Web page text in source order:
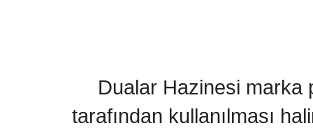
Dualar Hazinesi marka
tarafından kullanılması